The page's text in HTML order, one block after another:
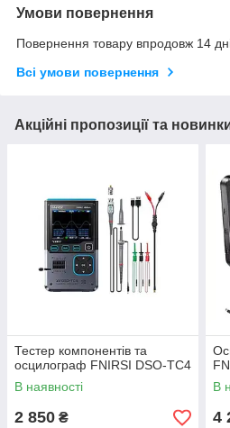
Умови повернення
Повернення товару впродовж 14
Всі умови повернення
Акційні пропозиції та
Тестер компонентів та
осцилограф FNIRSI DSO-TC4
В наявності
2 850 ₴
В
4